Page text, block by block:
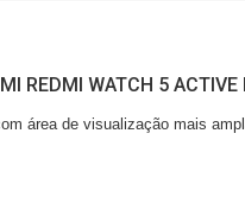
REDMI WATCH 5 ACTIVE
área de visualização mais